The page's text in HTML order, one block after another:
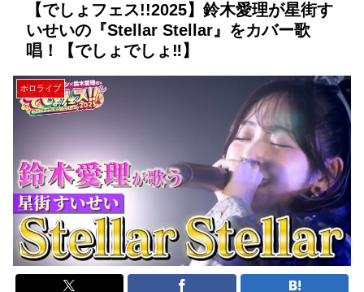
【でしょフェス!!2025】鈴木愛理が星街す
いせいの『Stellar Stellar』をカバー歌
唱！【でしょでしょ‼】
ホロライブ